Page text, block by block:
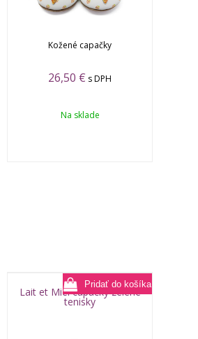
Kožené capačky
26,50 € s DPH
Na sklade
Lait et Miel capačky zelené
tenisky